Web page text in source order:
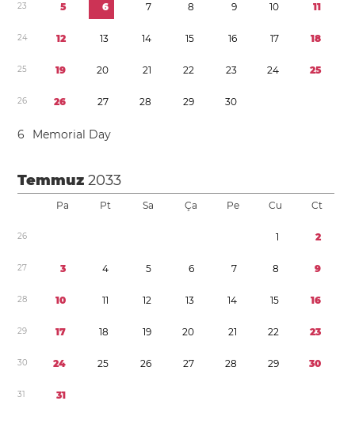
23 5 6 7 8 9 10 11
24 12 13 14 15 16 17 18
25 19 20 21 22 23 24 25
26 26 27 28 29 30
6 Memorial Day
Temmuz2033
Pa Pt Sa Ça Pe Cu Ct
26 1 2
27 3 4 5 6 7 8 9
28 10 11 12 13 14 15 16
29 17 18 19 20 21 22 23
30 24 25 26 27 28 29 30
31 31